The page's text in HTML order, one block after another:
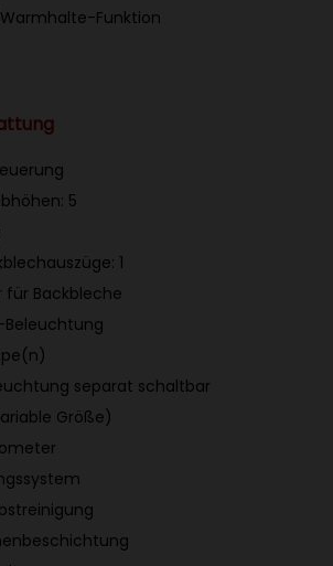
Funktion
5
1
Backbleche
Beleuchtung
separat schaltbar
Größe)